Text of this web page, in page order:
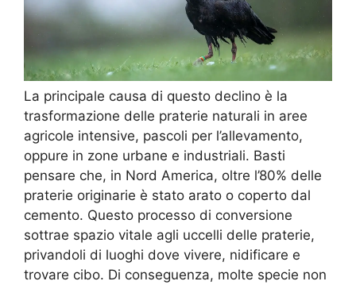
La principale causa di questo declino è la
trasformazione delle praterie naturali in aree
agricole intensive, pascoli per l’allevamento,
oppure in zone urbane e industriali. Basti
pensare che, in Nord America, oltre l’80% delle
praterie originarie è stato arato o coperto dal
cemento. Questo processo di conversione
sottrae spazio vitale agli uccelli delle praterie,
privandoli di luoghi dove vivere, nidificare e
trovare cibo. Di conseguenza, molte specie non